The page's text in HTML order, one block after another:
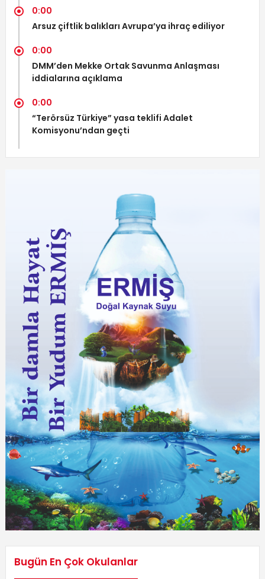
0:00
Arsuz çiftlik balıkları Avrupa’ya ihraç ediliyor
0:00
DMM’den Mekke Ortak Savunma Anlaşması
iddialarına açıklama
0:00
“Terörsüz Türkiye” yasa teklifi Adalet
Komisyonu’ndan geçti
Bugün En Çok Okulanlar